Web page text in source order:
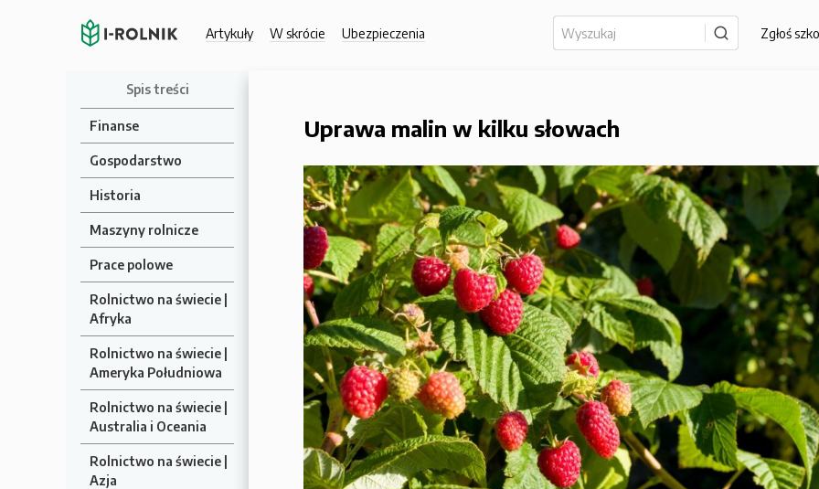
Artykuły W skrócie Ubezpieczenia Zgłoś
Spis treści
Finanse
Gospodarstwo
Historia
Maszyny rolnicze
Prace polowe
Rolnictwo na świecie |
Afryka
Rolnictwo na świecie |
Ameryka Południowa
Rolnictwo na świecie |
Australia i Oceania
Rolnictwo na świecie |
Azja
Uprawa malin w kilku słowach